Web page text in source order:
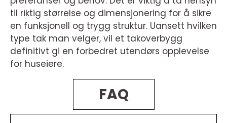
til riktig størrelse og dimensjonering for å sikre
en funksjonell og trygg struktur. Uansett hvilken
type tak man velger, vil et takoverbygg
definitivt gi en forbedret utendørs opplevelse
for huseiere.
FAQ